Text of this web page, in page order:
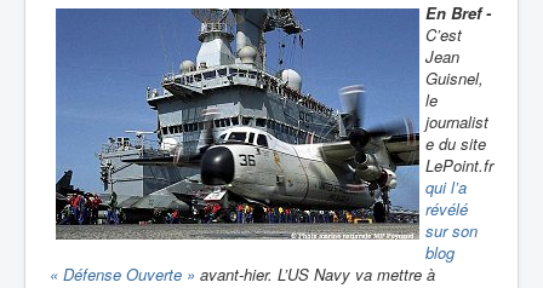
En Bref -
C’est
Jean
Guisnel,
le
journalist
e du site
LePoint.fr
qui l’a
révélé
sur son
blog
« Défense Ouverte » avant-hier. L’US Navy va mettre à